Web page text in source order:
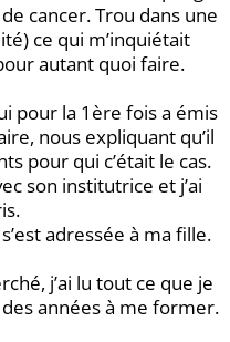
cancer. Trou dans une
ce qui m’inquiétait
autant quoi faire.
pour la 1ère fois a émis
nous expliquant qu’il
pour qui c’était le cas.
son institutrice et j’ai
adressée à ma fille.
j’ai lu tout ce que je
années à me former.